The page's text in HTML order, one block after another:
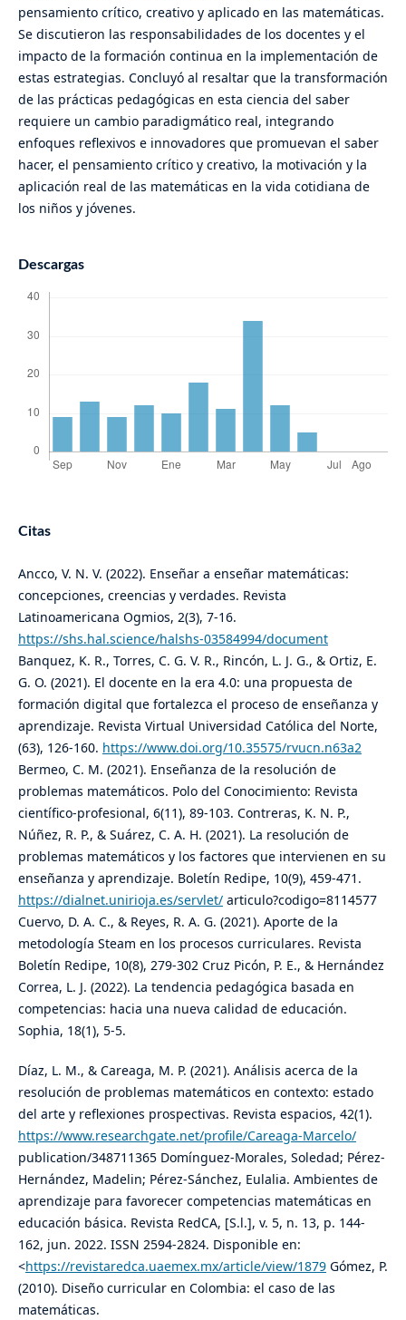
pensamiento crítico, creativo y aplicado en las matemáticas.
Se discutieron las responsabilidades de los docentes y el
impacto de la formación continua en la implementación de
estas estrategias. Concluyó al resaltar que la transformación
de las prácticas pedagógicas en esta ciencia del saber
requiere un cambio paradigmático real, integrando
enfoques reflexivos e innovadores que promuevan el saber
hacer, el pensamiento crítico y creativo, la motivación y la
aplicación real de las matemáticas en la vida cotidiana de
los niños y jóvenes.
Descargas
Citas
Ancco, V. N. V. (2022). Enseñar a enseñar matemáticas:
concepciones, creencias y verdades. Revista
Latinoamericana Ogmios, 2(3), 7-16.
https://shs.hal.science/halshs-03584994/document
Banquez, K. R., Torres, C. G. V. R., Rincón, L. J. G., & Ortiz, E.
G. O. (2021). El docente en la era 4.0: una propuesta de
formación digital que fortalezca el proceso de enseñanza y
aprendizaje. Revista Virtual Universidad Católica del Norte,
(63), 126-160. https://www.doi.org/10.35575/rvucn.n63a2
Bermeo, C. M. (2021). Enseñanza de la resolución de
problemas matemáticos. Polo del Conocimiento: Revista
científico-profesional, 6(11), 89-103. Contreras, K. N. P.,
Núñez, R. P., & Suárez, C. A. H. (2021). La resolución de
problemas matemáticos y los factores que intervienen en su
enseñanza y aprendizaje. Boletín Redipe, 10(9), 459-471.
https://dialnet.unirioja.es/servlet/articulo?codigo=8114577
Cuervo, D. A. C., & Reyes, R. A. G. (2021). Aporte de la
metodología Steam en los procesos curriculares. Revista
Boletín Redipe, 10(8), 279-302 Cruz Picón, P. E., & Hernández
Correa, L. J. (2022). La tendencia pedagógica basada en
competencias: hacia una nueva calidad de educación.
Sophia, 18(1), 5-5.
Díaz, L. M., & Careaga, M. P. (2021). Análisis acerca de la
resolución de problemas matemáticos en contexto: estado
del arte y reflexiones prospectivas. Revista espacios, 42(1).
https://www.researchgate.net/profile/Careaga-Marcelo/
publication/348711365 Domínguez-Morales, Soledad; Pérez-
Hernández, Madelin; Pérez-Sánchez, Eulalia. Ambientes de
aprendizaje para favorecer competencias matemáticas en
educación básica. Revista RedCA, [S.l.], v. 5, n. 13, p. 144-
162, jun. 2022. ISSN 2594-2824. Disponible en:
<https://revistaredca.uaemex.mx/article/view/1879Gómez, P.
(2010). Diseño curricular en Colombia: el caso de las
matemáticas.